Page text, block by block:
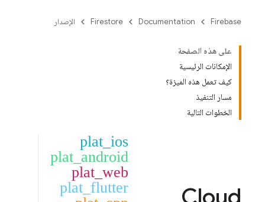
Firebase
Documentation
Firestore الإصدار
على هذه الصفحة
الإمكانات الرئيسية
كيف تعمل هذه الميزة؟
مسار التنفيذ
الخطوات التالية
plat_ios
plat_android
plat_web
plat_flutter